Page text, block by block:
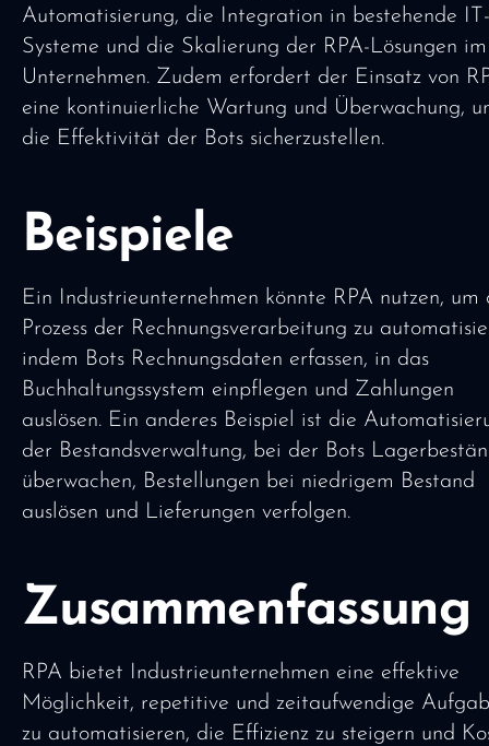
Automatisierung, die Integration in bestehende IT-
Systeme und die Skalierung der RPA-Lösungen im
Unternehmen. Zudem erfordert der Einsatz von
eine kontinuierliche Wartung und Überwachung,
die Effektivität der Bots sicherzustellen.
Beispiele
Ein Industrieunternehmen könnte RPA nutzen, um
Prozess der Rechnungsverarbeitung zu
indem Bots Rechnungsdaten erfassen, in das
Buchhaltungssystem einpflegen und Zahlungen
auslösen. Ein anderes Beispiel ist die
der Bestandsverwaltung, bei der Bots
überwachen, Bestellungen bei niedrigem Bestand
auslösen und Lieferungen verfolgen.
Zusammenfassung
RPA bietet Industrieunternehmen eine effektive
Möglichkeit, repetitive und zeitaufwendige
zu automatisieren, die Effizienz zu steigern und